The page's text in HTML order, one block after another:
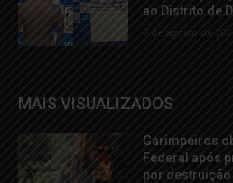
ao Distrito de
7 de agosto de
MAIS VISUALIZADOS
Garimpeiros
Federal após
por